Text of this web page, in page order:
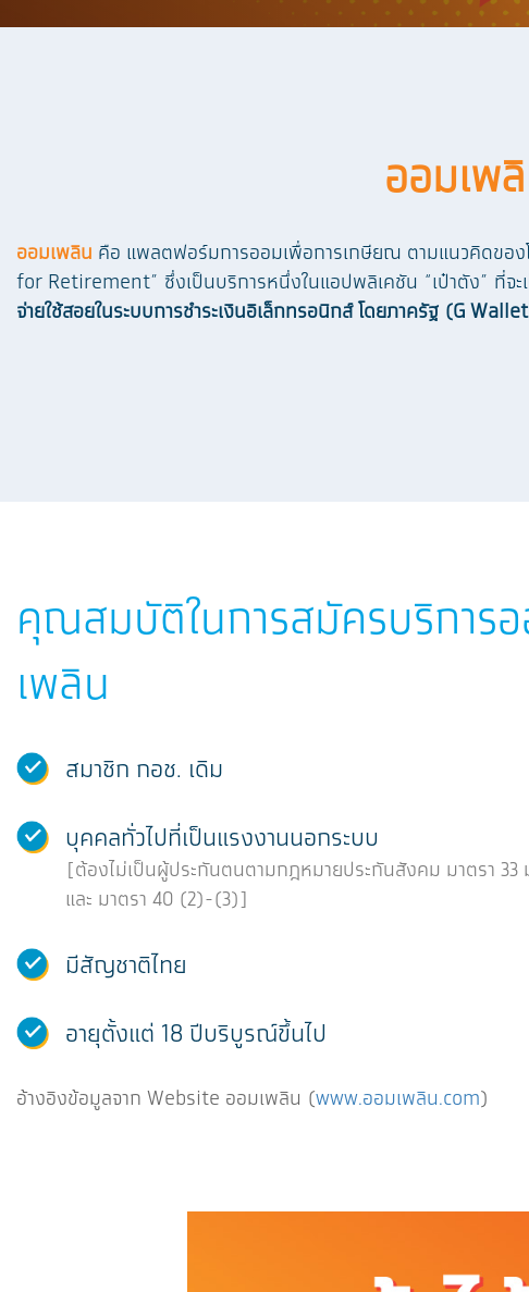
ออมเพ
ออมเพลิน คือ แพลตฟอร์มการออมเพื่อการเกษียณ ตามแนวคิดของ
for Retirement” ซึ่งเป็นบริการหนึ่งในแอปพลิเคชัน “เป๋าตัง” ที่จ
จ่ายใช้สอยในระบบการชำระเงินอิเล็กทรอนิกส์ โดยภาครัฐ (G
คุณสมบัติในการสมัครบริการ
เพลิน
สมาชิก กอช. เดิม
บุคคลทั่วไปที่เป็นแรงงานนอกระบบ
[ต้องไม่เป็นผู้ประกันตนตามกฎหมายประกันสังคม มาตรา 33
และ มาตรา 40 (2)-(3)]
มีสัญชาติไทย
อายุตั้งแต่ 18 ปีบริบูรณ์ขึ้นไป
อ้างอิงข้อมูลจาก Website ออมเพลิน (www.ออมเพลิน.com)